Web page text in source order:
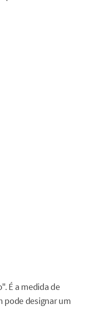
É a medida de
pode designar um